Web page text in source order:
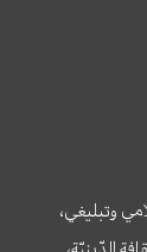
وتبليغي،